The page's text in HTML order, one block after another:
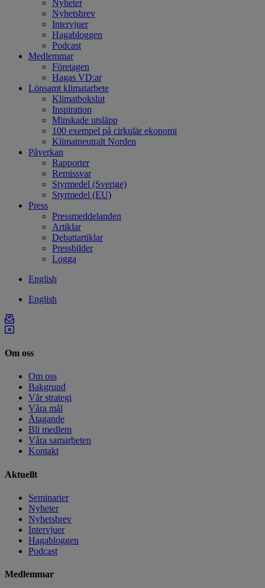
Nyheter
Nyhetsbrev
Intervjuer
Hagabloggen
Podcast
Medlemmar
Företagen
Hagas VD:ar
Lönsamt klimatarbete
Klimatbokslut
Inspiration
Minskade utsläpp
100 exempel på cirkulär ekonomi
Klimatneutralt Norden
Påverkan
Rapporter
Remissvar
Styrmedel (Sverige)
Styrmedel (EU)
Press
Pressmeddelanden
Artiklar
Debattartiklar
Pressbilder
Logga
English
English
Om oss
Om oss
Bakgrund
Vår strategi
Våra mål
Åtagande
Bli medlem
Våra samarbeten
Kontakt
Aktuellt
Seminarier
Nyheter
Nyhetsbrev
Intervjuer
Hagabloggen
Podcast
Medlemmar